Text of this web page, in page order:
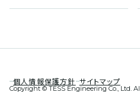
個人情報保護方針 サイトマップ
Copyright © TESS Engineering Co., Ltd.